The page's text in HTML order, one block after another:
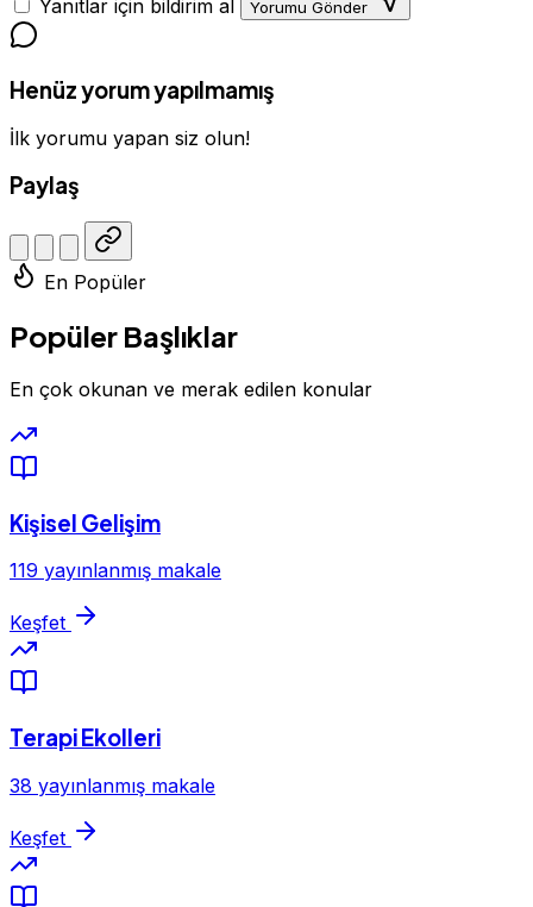
Yanıtlar için bildirim al Yorumu Gönder
Henüz yorum yapılmamış
İlk yorumu yapan siz olun!
Paylaş
En Popüler
Popüler Başlıklar
En çok okunan ve merak edilen konular
Kişisel Gelişim
119 yayınlanmış makale
Keşfet
Terapi Ekolleri
38 yayınlanmış makale
Keşfet